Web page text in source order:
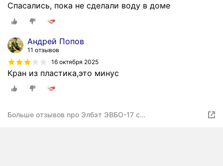
Спасались, пока не сделали воду в доме
Андрей Попов
11 отзывов
16 октября 2025
Кран из пластика,это минус
Больше отзывов про Элбэт ЭВБО-17 с